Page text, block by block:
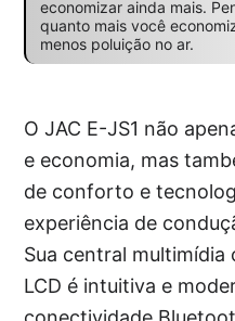
economizar ainda mais.
quanto mais você
menos poluição no ar.
O JAC E-JS1 não
e economia, mas
de conforto e
experiência de
Sua central multimídia
LCD é intuitiva e